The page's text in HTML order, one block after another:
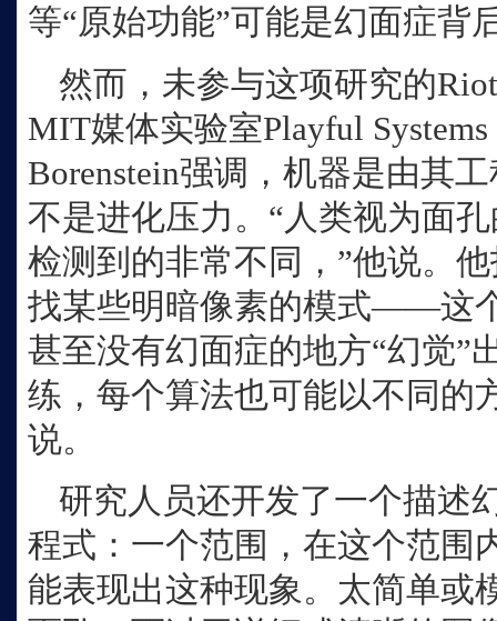
等“原始功能”可能是幻面症背
然而，未参与这项研究的
MIT媒体实验室Playful
Borenstein强调，机器是由其
不是进化压力。“人类视为面
检测到的非常不同，”他说。
找某些明暗像素的模式——这
甚至没有幻面症的地方“幻觉”
练，每个算法也可能以不同的
说。
研究人员还开发了一个描述
程式：一个范围，在这个范围
能表现出这种现象。太简单或